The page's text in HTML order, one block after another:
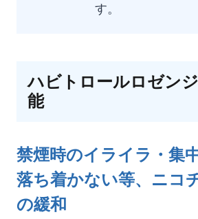
す。
ハビトロールロゼン
能
禁煙時のイライラ・集
落ち着かない等、ニコ
の緩和